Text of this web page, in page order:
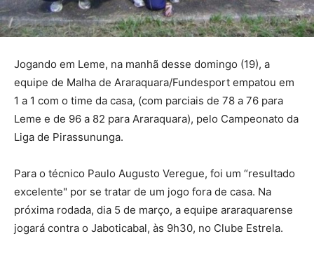
Jogando em Leme, na manhã desse domingo (19), a
equipe de Malha de Araraquara/Fundesport empatou em
1 a 1 com o time da casa, (com parciais de 78 a 76 para
Leme e de 96 a 82 para Araraquara), pelo Campeonato da
Liga de Pirassununga.
Para o técnico Paulo Augusto Veregue, foi um “resultado
excelente" por se tratar de um jogo fora de casa. Na
próxima rodada, dia 5 de março, a equipe araraquarense
jogará contra o Jaboticabal, às 9h30, no Clube Estrela.